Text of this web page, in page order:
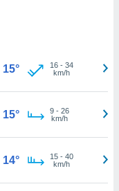
15° 16- 34
km/h
15° 9- 26
km/h
14° 15- 40
km/h